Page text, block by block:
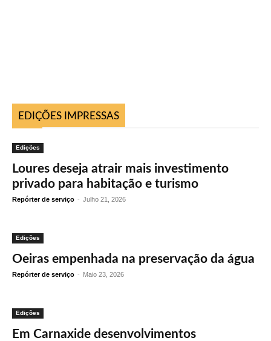
EDIÇÕES IMPRESSAS
Edições
Loures deseja atrair mais investimento
privado para habitação e turismo
Repórter de serviço - Julho 21, 2026
Edições
Oeiras empenhada na preservação da água
Repórter de serviço - Maio 23, 2026
Edições
Em Carnaxide desenvolvimentos